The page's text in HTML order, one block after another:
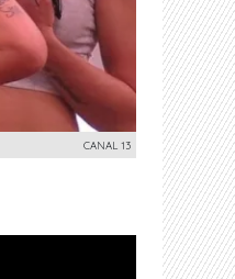
CANAL 13